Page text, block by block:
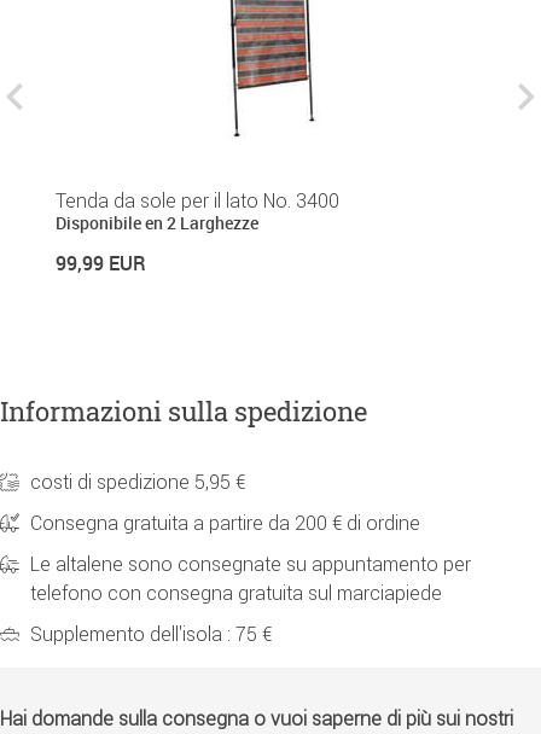
Tenda da sole per il lato No. 3400
Disponibile en 2 Larghezze
99,99 EUR
Informazioni sulla spedizione
costi di spedizione 5,95 €
Consegna gratuita a partire da 200 € di ordine
Le altalene sono consegnate su appuntamento per
telefono con consegna gratuita sul marciapiede
Supplemento dell'isola : 75 €
Hai domande sulla consegna o vuoi saperne di più sui nostri